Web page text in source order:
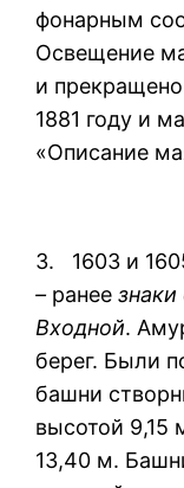
фонарным
Освещение
и
1881 году и
«Описание
3. 1603 и
– ранее
Входной.
берег. Были
башни
высотой 9,15
13,40 м.